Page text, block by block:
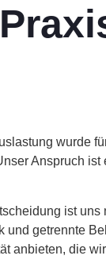
wurde
Anspruch
ist
getrennte
anbieten, die